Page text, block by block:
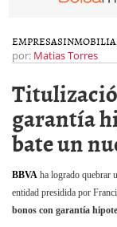
EMPRESAS
por: Matias Torres
garantía
bate un
BBVA ha logrado quebrar
entidad presidida por
bonos con garantía